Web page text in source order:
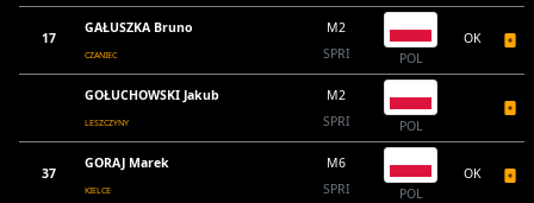
17
GAŁUSZKA Bruno
CZANIEC
M2
SPRI
POL
OK
GOŁUCHOWSKI Jakub
LESZCZYNY
M2
SPRI
POL
37
GORAJ Marek
KIELCE
M6
SPRI
POL
OK